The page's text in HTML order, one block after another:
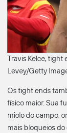
Travis Kelce, tight
Levey/Getty
Os tight ends
físico maior. Sua
miolo do campo,
mais bloqueios